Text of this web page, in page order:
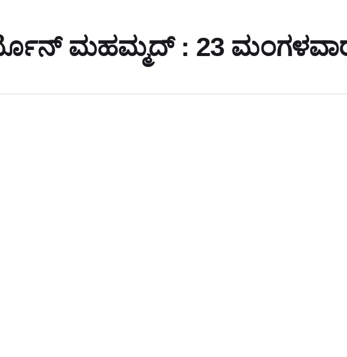
ಮಹಮ್ಮದ್ : 23 ಮಂಗಳವಾರ